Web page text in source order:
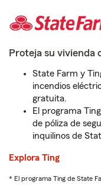
Proteja su vivienda
State Farm y
incendios
gratuita.
El programa
de póliza de
inquilinos de
Explora Ting
* El programa Ting de State